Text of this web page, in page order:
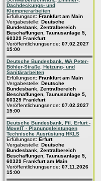
Dachdeckungs- und
Klempnerarbeiten
Erfüllungsort: Frankfurt am Main
Vergabestelle: Deutsche
Bundesbank, Zentralbereich
Beschaffungen, Taunusanlage 5,
60329 Frankfurt
Veröffentlichungsende: 07.02.2027
15:00
Deutsche Bundesbank, WA Peter-
Böhler-Straße, Heizung- und
Sanitärarbeiten
Erfüllungsort: Frankfurt am Main
Vergabestelle: Deutsche
Bundesbank, Zentralbereich
Beschaffungen, Taunusanlage 5,
60329 Frankfurt
Veröffentlichungsende: 07.02.2027
15:00
Deutsche Bundesbank, Fil. Erfurt -
MoveIT - Planungsleistungen
Technische Ausrüstung HKLS
Erfüllungsort: Erfurt
Vergabestelle: Deutsche
Bundesbank, Zentralbereich
Beschaffungen, Taunusanlage 5,
60329 Frankfurt am Main
Veröffentlichungsende: 07.11.2026
15:00